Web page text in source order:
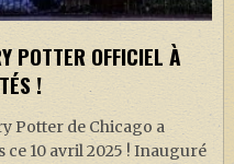
POTTER OFFICIEL À
!
Potter de Chicago a
10 avril 2025 ! Inauguré